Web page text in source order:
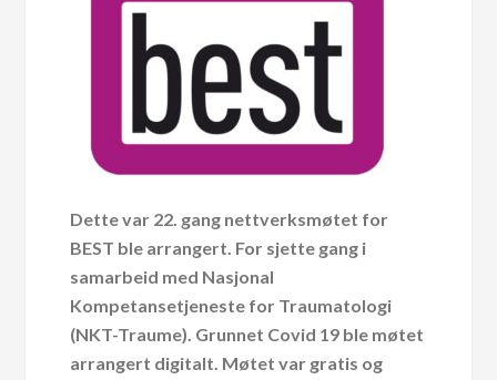
Dette var 22. gang nettverksmøtet for
BEST ble arrangert. For sjette gang i
samarbeid med Nasjonal
Kompetansetjeneste for Traumatologi
(NKT-Traume). Grunnet Covid 19 ble møtet
arrangert digitalt. Møtet var gratis og